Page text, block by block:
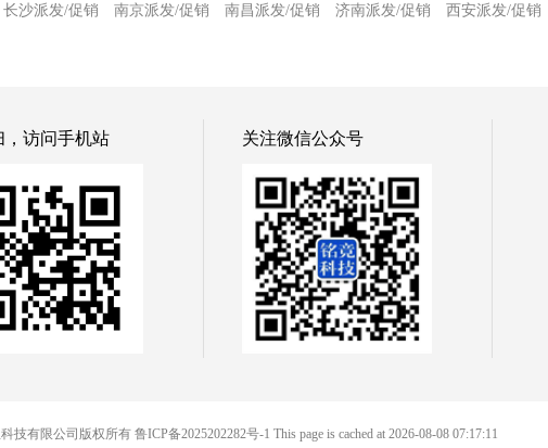
长沙派发/促销 南京派发/促销 南昌派发/促销 济南派发/促销 西安派发/促销
，访问手机站 关注微信公众号
技有限公司版权所有 鲁ICP备2025202282号-1 This page is cached at 2026-08-08 07:17:11